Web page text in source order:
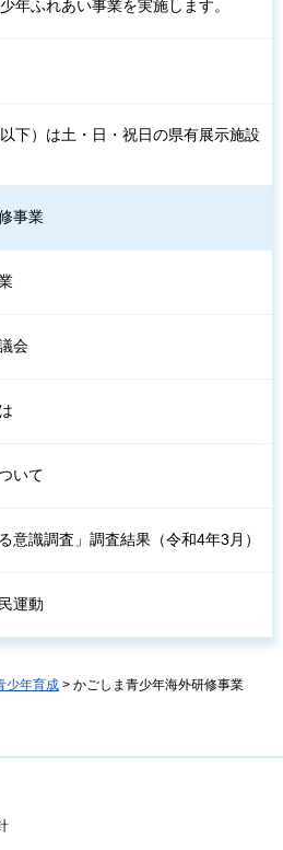
年ふれあい事業を実施します。
下）は土・日・祝日の県有展示施設
事業
会
いて
意識調査」調査結果（令和4年3月）
運動
少年育成 > かごしま青少年海外研修事業